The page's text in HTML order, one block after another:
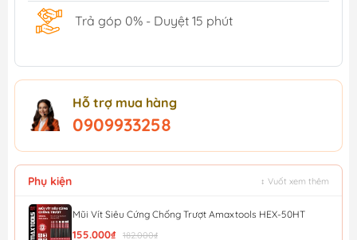
Trả góp 0% - Duyệt 15 phút
Hỗ trợ mua hàng
0909933258
Phụ kiện ↕ Vuốt xem thêm
Mũi Vít Siêu Cứng Chống Trượt Amaxtools HEX-50HT
155.000₫ 182.000₫